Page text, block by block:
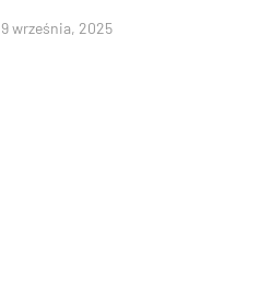
9 września, 2025